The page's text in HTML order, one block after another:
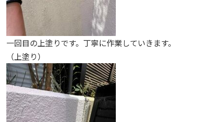
一回目の上塗りです。丁寧に作業していきます。
（上塗り）